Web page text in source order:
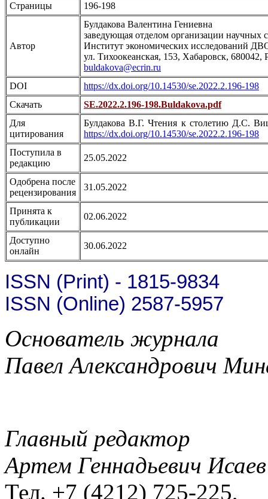
Страницы
196-198
Автор
Булдакова Валентина Гениевна
заведующая отделом организации научных
Институт экономических исследований
ул. Тихоокеанская, 153, Хабаровск, 680042,
buldakova@ecrin.ru
DOI
https://dx.doi.org/10.14530/se.2022.2.196-198
Скачать
SE.2022.2.196-198.Buldakova.pdf
Для
цитирования
Булдакова В.Г. Чтения к столетию Д.С.
https://dx.doi.org/10.14530/se.2022.2.196-198
Поступила в
редакцию
25.05.2022
Одобрена после
рецензирования
31.05.2022
Принята к
публикации
02.06.2022
Доступно
онлайн
30.06.2022
ISSN (Print) - 1815-9834
ISSN (Online) 2587-5957
Основатель журнала
Павел Александрович
Главный редактор
Артем Геннадьевич Исаев
Тел. +7 (4212) 725-225,